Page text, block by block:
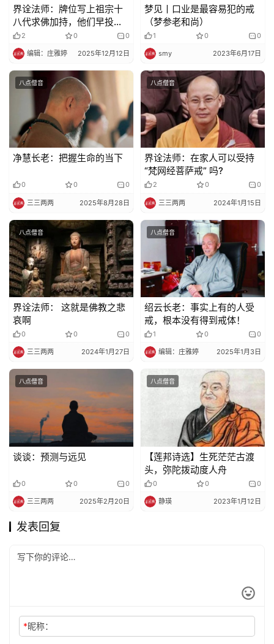
界诠法师：牌位写上祖宗十
八代求佛加持，他们早投胎
转世去了……
2 0 0
编辑：庄雅婷 2025年12月12日
梦见丨口业是最容易犯的戒
（梦参老和尚）
1 0 0
smy 2023年6月17日
八点僧音
净慧长老：把握生命的当下
0 0 0
三三两两 2025年8月28日
八点僧音
界诠法师：在家人可以受持
“梵网经菩萨戒” 吗?
2 0 0
三三两两 2024年1月15日
八点僧音
界诠法师： 这就是佛教之悲
哀啊
0 0 0
三三两两 2024年1月27日
八点僧音
绍云长老：事实上有的人受
戒，根本没有得到戒体！
1 0 0
编辑：庄雅婷 2025年1月3日
八点僧音
谈谈：预测与远见
0 0 0
三三两两 2025年2月20日
八点僧音
【莲邦诗选】生死茫茫古渡
头，弥陀拨动度人舟
0 0 0
静瑛 2023年1月12日
发表回复
*昵称：